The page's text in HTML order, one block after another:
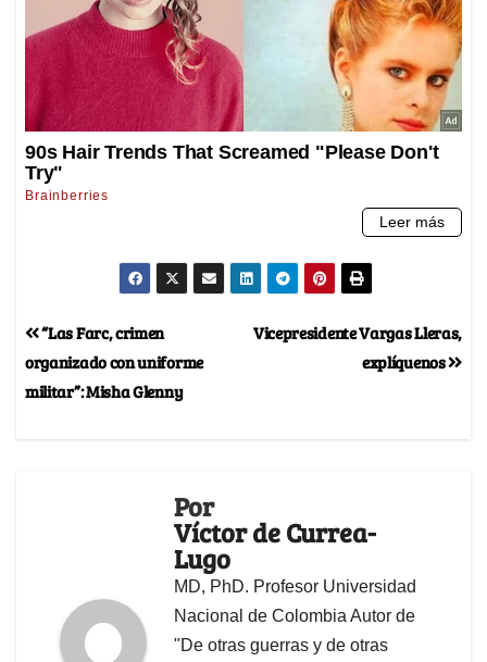
Vicepresidente Vargas Lleras,
explíquenos
“Las Farc, crimen
organizado con uniforme
militar”: Misha Glenny
Por
Víctor de Currea-
Lugo
MD, PhD. Profesor Universidad
Nacional de Colombia Autor de
"De otras guerras y de otras